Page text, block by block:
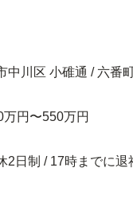
中川区 小碓通 / 六番
円〜550万円
2日制 / 17時までに退